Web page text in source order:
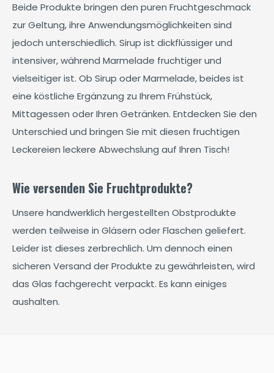
Beide Produkte bringen den puren Fruchtgeschmack
zur Geltung, ihre Anwendungsmöglichkeiten sind
jedoch unterschiedlich. Sirup ist dickflüssiger und
intensiver, während Marmelade fruchtiger und
vielseitiger ist. Ob Sirup oder Marmelade, beides ist
eine köstliche Ergänzung zu Ihrem Frühstück,
Mittagessen oder Ihren Getränken. Entdecken Sie den
Unterschied und bringen Sie mit diesen fruchtigen
Leckereien leckere Abwechslung auf Ihren Tisch!
Wie versenden Sie Fruchtprodukte?
Unsere handwerklich hergestellten Obstprodukte
werden teilweise in Gläsern oder Flaschen geliefert.
Leider ist dieses zerbrechlich. Um dennoch einen
sicheren Versand der Produkte zu gewährleisten, wird
das Glas fachgerecht verpackt. Es kann einiges
aushalten.